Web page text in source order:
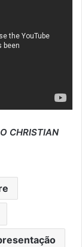
CHRISTIAN